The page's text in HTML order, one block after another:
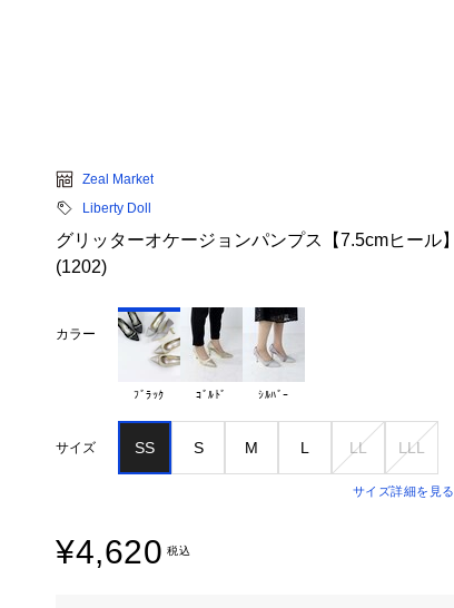
Zeal Market
Liberty Doll
グリッターオケージョンパンプス【7.5cmヒール】
(1202)
カラー
ﾌﾞﾗｯｸ ｺﾞﾙﾄﾞ ｼﾙﾊﾞｰ
サイズ SS S M L LL LLL
サイズ詳細を見る
¥4,620 税込